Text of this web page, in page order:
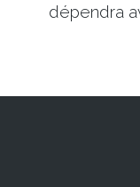
dépendra